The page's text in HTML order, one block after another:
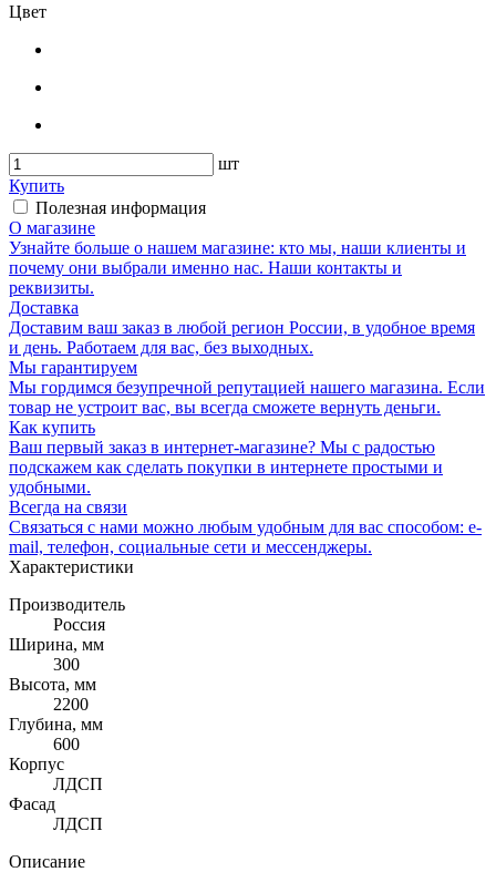
Цвет
шт
Купить
Полезная информация
О магазине
Узнайте больше о нашем магазине: кто мы, наши клиенты и
почему они выбрали именно нас. Наши контакты и
реквизиты.
Доставка
Доставим ваш заказ в любой регион России, в удобное время
и день. Работаем для вас, без выходных.
Мы гарантируем
Мы гордимся безупречной репутацией нашего магазина. Если
товар не устроит вас, вы всегда сможете вернуть деньги.
Как купить
Ваш первый заказ в интернет-магазине? Мы с радостью
подскажем как сделать покупки в интернете простыми и
удобными.
Всегда на связи
Связаться с нами можно любым удобным для вас способом: e-
mail, телефон, социальные сети и мессенджеры.
Характеристики
Производитель
Россия
Ширина, мм
300
Высота, мм
2200
Глубина, мм
600
Корпус
ЛДСП
Фасад
ЛДСП
Описание